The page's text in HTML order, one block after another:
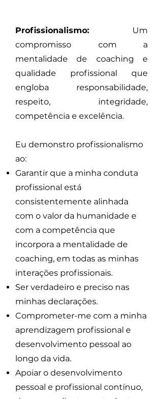
Profissionalismo:
Um
compromisso com a
mentalidade de coaching e
qualidade profissional que
engloba responsabilidade,
respeito, integridade,
competência e excelência.
Eu demonstro profissionalismo
ao:
Garantir que a minha conduta
profissional está
consistentemente alinhada
com o valor da humanidade e
com a competência que
incorpora a mentalidade de
coaching, em todas as minhas
interações profissionais.
Ser verdadeiro e preciso nas
minhas declarações.
Comprometer-me com a minha
aprendizagem profissional e
desenvolvimento pessoal ao
longo da vida.
Apoiar o desenvolvimento
pessoal e profissional contínuo,